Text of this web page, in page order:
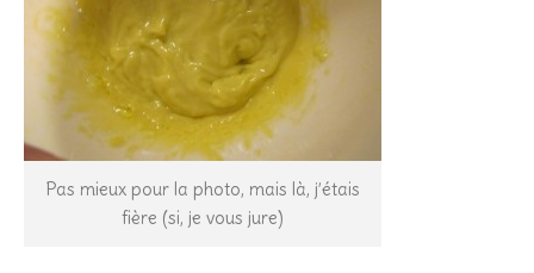
Pas mieux pour la photo, mais là, j’étais
fière (si, je vous jure)